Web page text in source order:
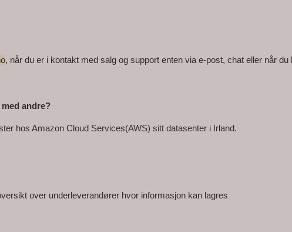
, når du er i kontakt med salg og support enten via e-post, chat eller når du
andre?
hos Amazon Cloud Services(AWS) sitt datasenter i Irland.
over underleverandører hvor informasjon kan lagres